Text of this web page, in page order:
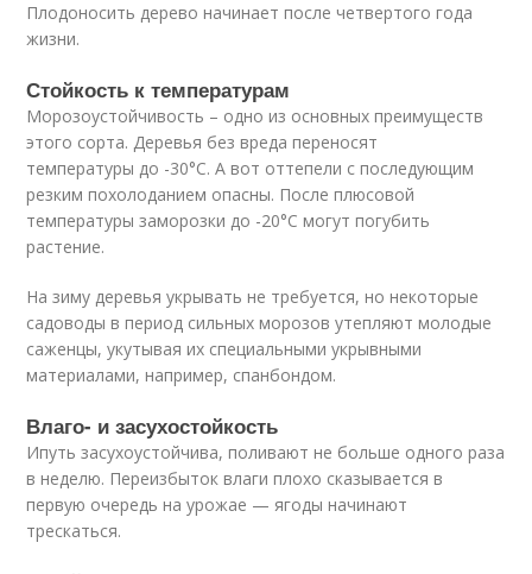
Плодоносить дерево начинает после четвертого года
жизни.
Стойкость к температурам
Морозоустойчивость – одно из основных преимуществ
этого сорта. Деревья без вреда переносят
температуры до -30°С. А вот оттепели с последующим
резким похолоданием опасны. После плюсовой
температуры заморозки до -20°С могут погубить
растение.
На зиму деревья укрывать не требуется, но некоторые
садоводы в период сильных морозов утепляют молодые
саженцы, укутывая их специальными укрывными
материалами, например, спанбондом.
Влаго- и засухостойкость
Ипуть засухоустойчива, поливают не больше одного раза
в неделю. Переизбыток влаги плохо сказывается в
первую очередь на урожае — ягоды начинают
трескаться.